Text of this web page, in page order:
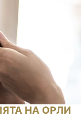
НА ОРЛИ